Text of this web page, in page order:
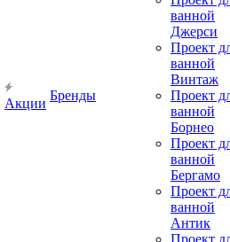
Акции
Бренды
ванной
Джерси
Проект
ванной
Винтаж
Проект
ванной
Борнео
Проект
ванной
Бергамо
Проект
ванной
Антик
Проект